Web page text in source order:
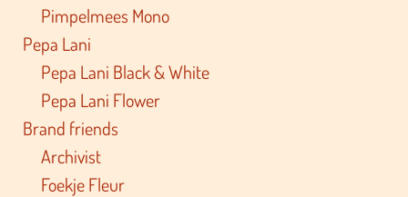
Pimpelmees Mono
Pepa Lani
Pepa Lani Black & White
Pepa Lani Flower
Brand friends
Archivist
Foekje Fleur